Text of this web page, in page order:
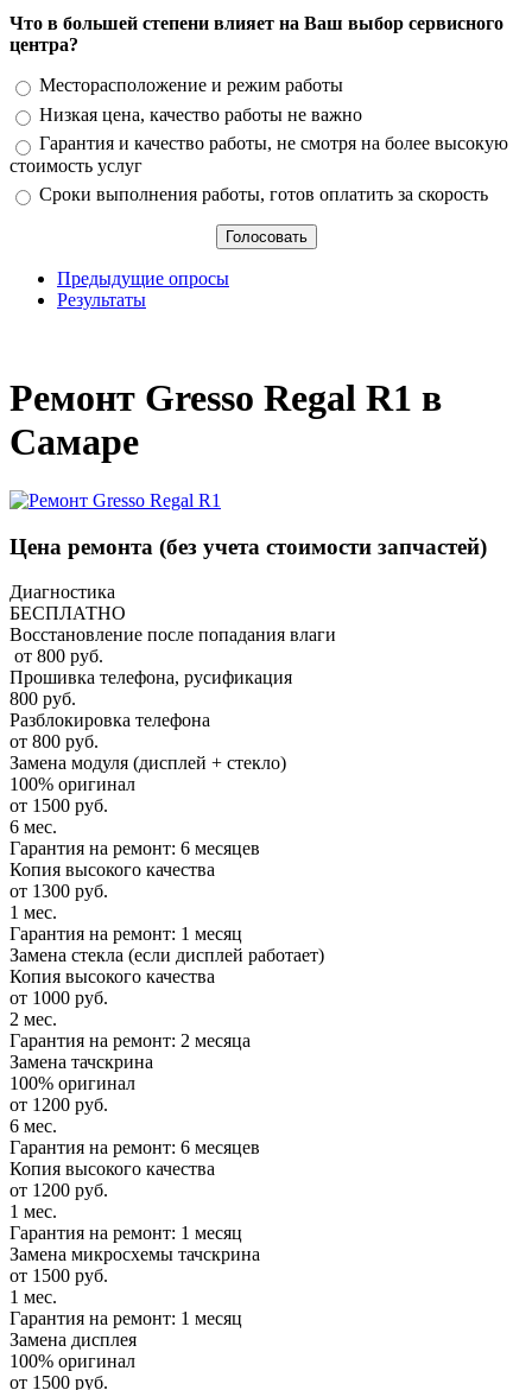
Что в большей степени влияет на Ваш выбор сервисного
центра?
Варианты
Месторасположение и режим работы
Низкая цена, качество работы не важно
Гарантия и качество работы, не смотря на более высокую
стоимость услуг
Сроки выполнения работы, готов оплатить за скорость
Предыдущие опросы
Результаты
Ремонт Gresso Regal R1 в
Самаре
Цена ремонта (без учета стоимости запчастей)
Диагностика
БЕСПЛАТНО
Восстановление после попадания влаги
от 800 руб.
Прошивка телефона, русификация
800 руб.
Разблокировка телефона
от 800 руб.
Замена модуля (дисплей + стекло)
100% оригинал
от 1500 руб.
6 мес.
Гарантия на ремонт: 6 месяцев
Копия высокого качества
от 1300 руб.
1 мес.
Гарантия на ремонт: 1 месяц
Замена стекла (если дисплей работает)
Копия высокого качества
от 1000 руб.
2 мес.
Гарантия на ремонт: 2 месяца
Замена тачскрина
100% оригинал
от 1200 руб.
6 мес.
Гарантия на ремонт: 6 месяцев
Копия высокого качества
от 1200 руб.
1 мес.
Гарантия на ремонт: 1 месяц
Замена микросхемы тачскрина
от 1500 руб.
1 мес.
Гарантия на ремонт: 1 месяц
Замена дисплея
100% оригинал
от 1500 руб.